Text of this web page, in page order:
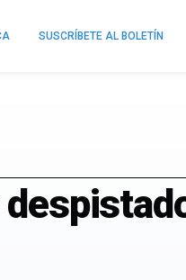
SUSCRÍBETE AL BOLETÍN